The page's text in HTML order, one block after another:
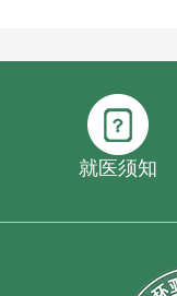
就医须知